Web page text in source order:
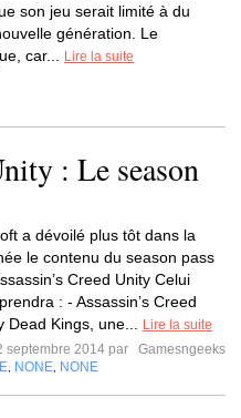
son jeu serait limité à du
génération. Le
car...
Lire la suite
: Le season
a dévoilé plus tôt dans la
le contenu du season pass
Creed Unity Celui
: - Assassin’s Creed
Dead Kings, une...
Lire la suite
septembre 2014 par
Gamesngeeks
NONE NONE